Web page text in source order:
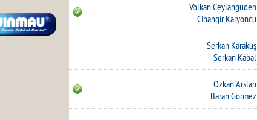
Volkan Ceylangüden
Cihangir Kalyoncu
Serkan Karakuş
Serkan Kabal
Özkan Arslan
Baran Görmez